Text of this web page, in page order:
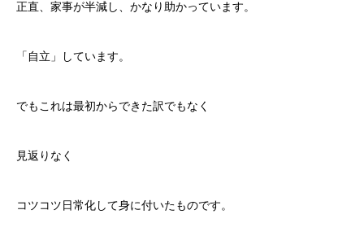
正直、家事が半減し、かなり助かっています。
「自立」しています。
でもこれは最初からできた訳でもなく
見返りなく
コツコツ日常化して身に付いたものです。